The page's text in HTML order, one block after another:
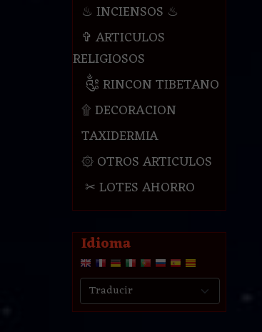
♨ INCIENSOS ♨
✞ ARTICULOS
RELIGIOSOS
༃ RINCON TIBETANO
۩ DECORACION
TAXIDERMIA
۞ OTROS ARTICULOS
✂ LOTES AHORRO
Idioma